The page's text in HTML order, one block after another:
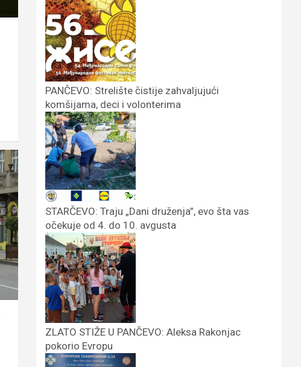
PANČEVO: Strelište čistije zahvaljujući
komšijama, deci i volonterima
STARČEVO: Traju „Dani druženja”, evo šta vas
očekuje od 4. do 10. avgusta
ZLATO STIŽE U PANČEVO: Aleksa Rakonjac
pokorio Evropu